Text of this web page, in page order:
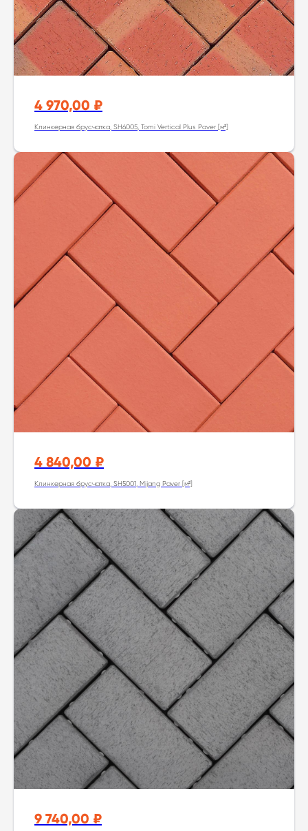
4 970,00 ₽
Клинкерная брусчатка, SH6005, Tomi Vertical Plus Paver [м²]
4 840,00 ₽
Клинкерная брусчатка, SH5001, Mijang Paver [м²]
9 740,00 ₽